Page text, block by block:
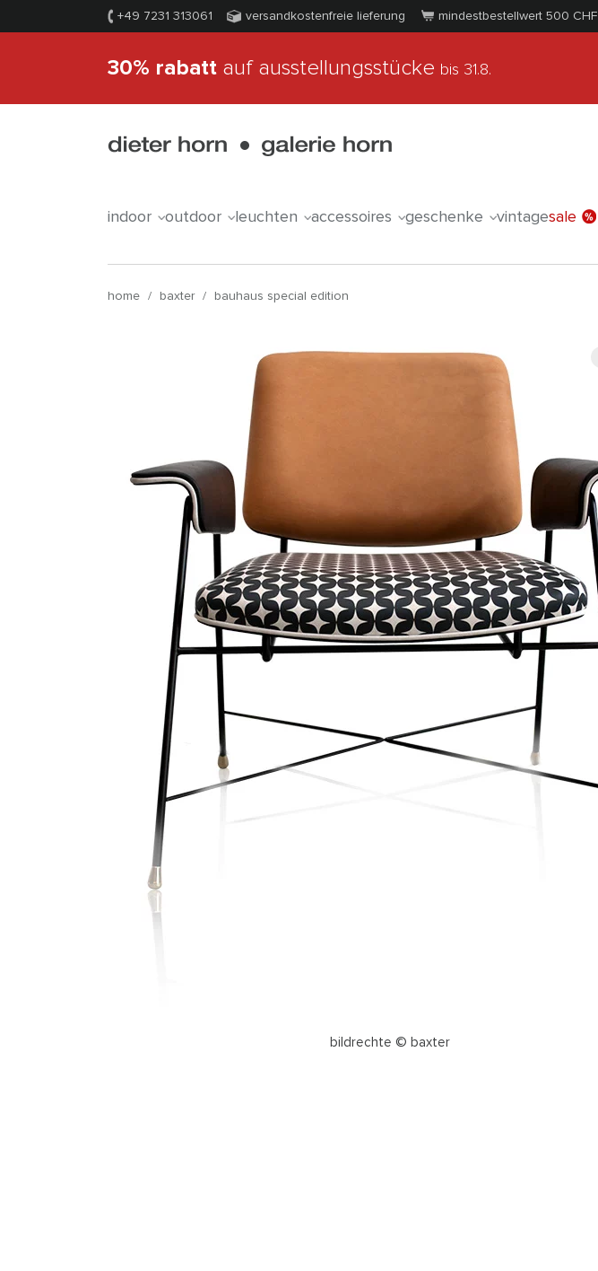
+49 7231 313061 versandkostenfreie lieferung mindestbestellwert 500 CHF
30% rabatt auf ausstellungsstücke bis 31.8.
indoor outdoor leuchten accessoires geschenke vintagesale
home / baxter / bauhaus special edition
bildrechte © baxter